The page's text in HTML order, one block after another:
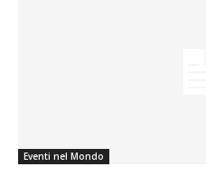
Eventi nel Mondo